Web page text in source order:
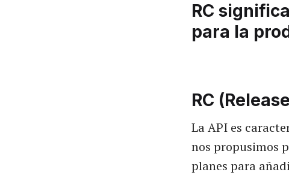
RC
para la
RC
La API es
nos propusimos
planes para